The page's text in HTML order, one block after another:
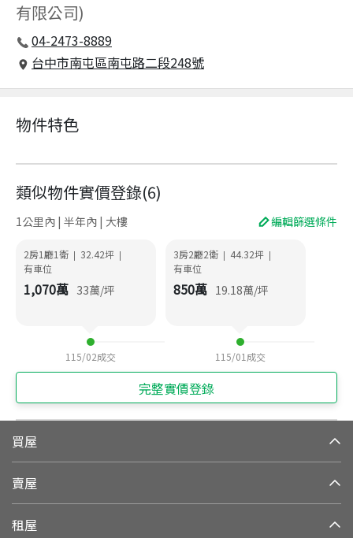
有限公司)
04-2473-8889
台中市南屯區南屯路二段248號
物件特色
類似物件實價登錄(6)
1公里內 | 半年內 | 大樓 編輯篩選條件
2房1廳1衛 | 32.42坪 |
有車位
1,070萬 33萬/坪
115/02成交
3房2廳2衛 | 44.32坪 |
有車位
850萬 19.18萬/坪
115/01 成交
完整實價登錄
買屋
賣屋
租屋